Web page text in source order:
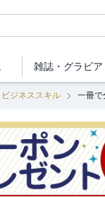
雑誌・ グラビア
ビジネススキル 一冊で